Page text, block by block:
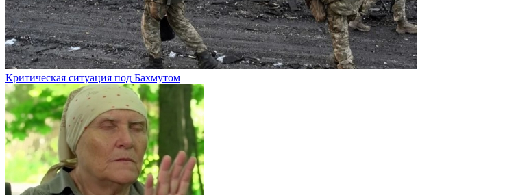
Критическая ситуация под Бахмутом